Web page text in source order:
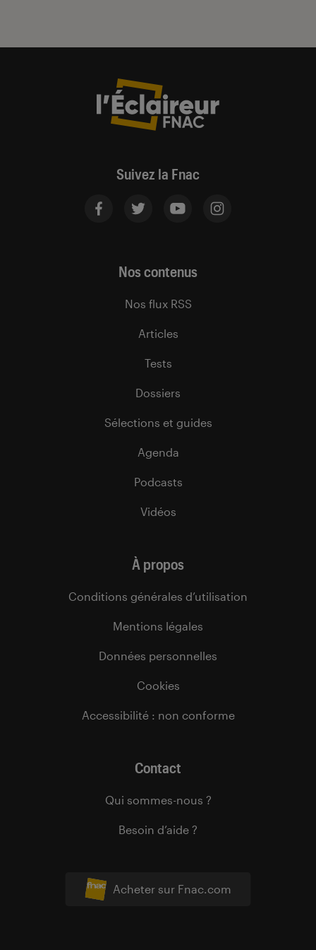
Suivez la Fnac
Acheter sur Fnac.com
Nos contenus
Nos flux RSS
Articles
Tests
Dossiers
Sélections et guides
Agenda
Podcasts
Vidéos
À propos
Conditions générales d’utilisation
Mentions légales
Données personnelles
Cookies
Accessibilité : non conforme
Contact
Qui sommes-nous ?
Besoin d’aide ?